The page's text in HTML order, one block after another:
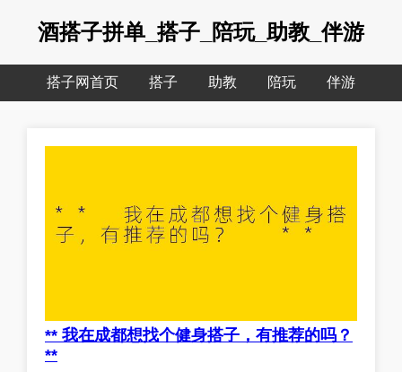
酒搭子拼单_搭子_陪玩_助教_伴游
搭子网首页 搭子 助教 陪玩 伴游
** 我在成都想找个健身搭子，有推荐的吗？
**